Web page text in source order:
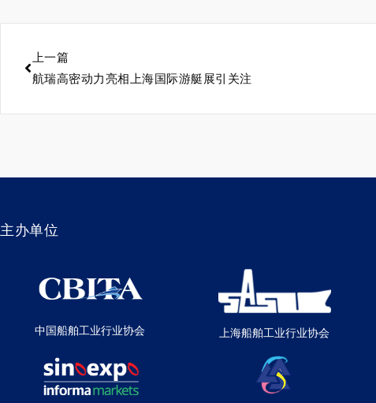
上一篇
航瑞高密动力亮相上海国际游艇展引关注
主办单位
中国船舶工业行业协会 上海船舶工业行业协会